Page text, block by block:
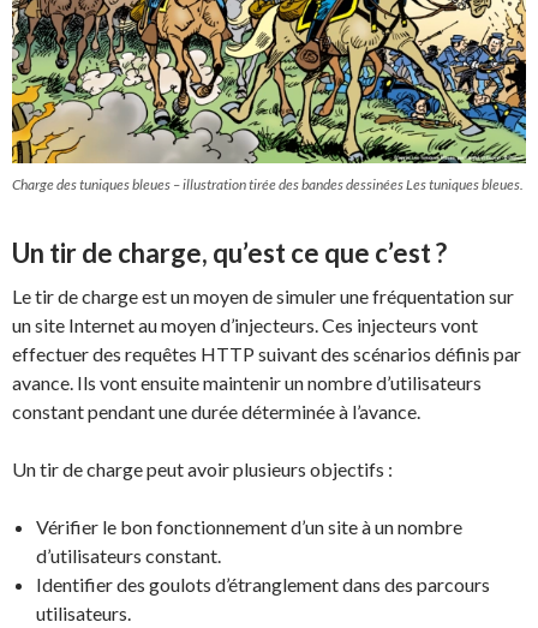
Charge des tuniques bleues – illustration tirée des bandes dessinées Les tuniques bleues.
Un tir de charge, qu’est ce que c’est ?
Le tir de charge est un moyen de simuler une fréquentation sur
un site Internet au moyen d’injecteurs. Ces injecteurs vont
effectuer des requêtes HTTP suivant des scénarios définis par
avance. Ils vont ensuite maintenir un nombre d’utilisateurs
constant pendant une durée déterminée à l’avance.
Un tir de charge peut avoir plusieurs objectifs :
Vérifier le bon fonctionnement d’un site à un nombre
d’utilisateurs constant.
Identifier des goulots d’étranglement dans des parcours
utilisateurs.